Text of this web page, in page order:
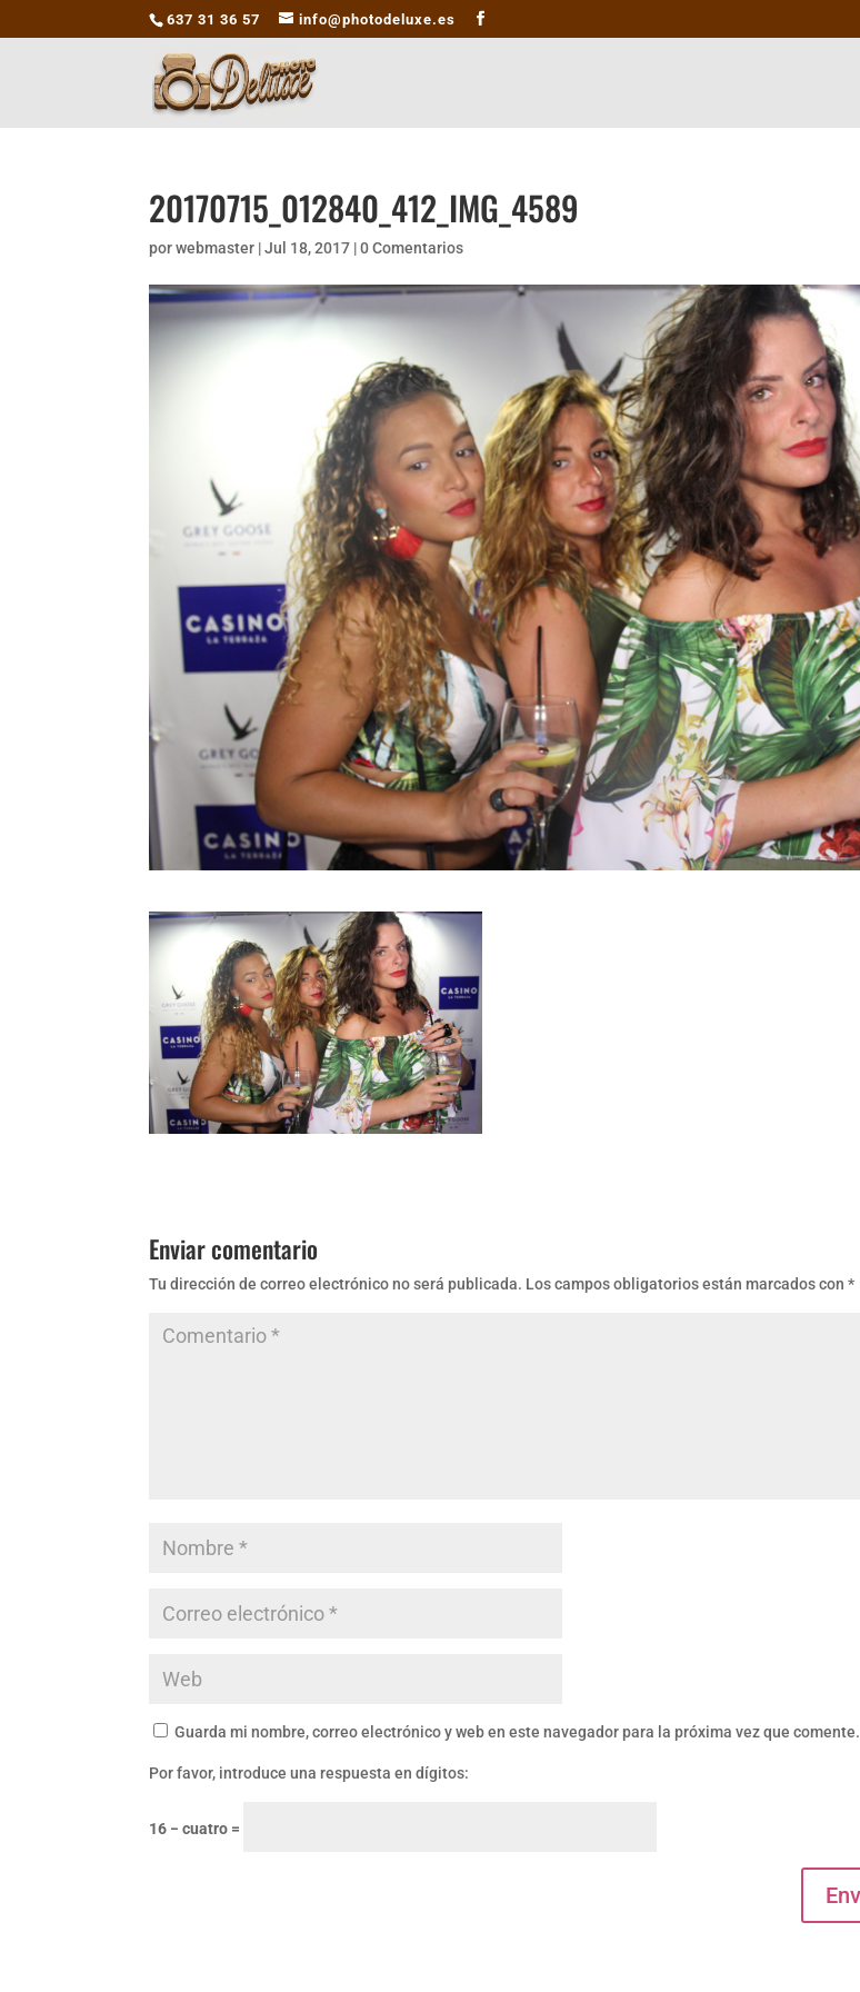
637 31 36 57 info@photodeluxe.es
20170715_012840_412_IMG_4589
porwebmaster |Jul 18, 2017 |0 Comentarios
Enviar comentario
Tu dirección de correo electrónico no será publicada. Los campos obligatorios están marcados con*
Guarda mi nombre, correo electrónico y web en este navegador para la próxima vez que comente.
Por favor, introduce una respuesta en dígitos:
16 − cuatro =